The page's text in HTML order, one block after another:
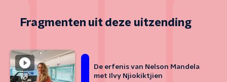
Fragmenten uit deze uitzending
De erfenis van Nelson Mandela
met Ilvy Njiokiktjien